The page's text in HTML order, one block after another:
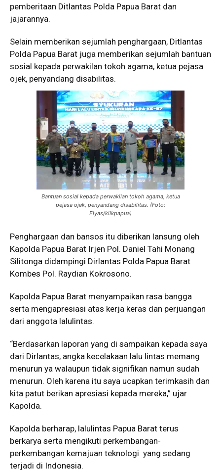
pemberitaan Ditlantas Polda Papua Barat dan
jajarannya.
Selain memberikan sejumlah penghargaan, Ditlantas
Polda Papua Barat juga memberikan sejumlah bantuan
sosial kepada perwakilan tokoh agama, ketua pejasa
ojek, penyandang disabilitas.
Bantuan sosial kepada perwakilan tokoh agama, ketua
pejasa ojek, penyandang disabilitas. (Foto:
Elyas/klikpapua)
Penghargaan dan bansos itu diberikan lansung oleh
Kapolda Papua Barat Irjen Pol. Daniel Tahi Monang
Silitonga didampingi Dirlantas Polda Papua Barat
Kombes Pol. Raydian Kokrosono.
Kapolda Papua Barat menyampaikan rasa bangga
serta mengapresiasi atas kerja keras dan perjuangan
dari anggota lalulintas.
“Berdasarkan laporan yang di sampaikan kepada saya
dari Dirlantas, angka kecelakaan lalu lintas memang
menurun ya walaupun tidak signifikan namun sudah
menurun. Oleh karena itu saya ucapkan terimkasih dan
kita patut berikan apresiasi kepada mereka,” ujar
Kapolda.
Kapolda berharap, lalulintas Papua Barat terus
berkarya serta mengikuti perkembangan-
perkembangan kemajuan teknologi yang sedang
terjadi di Indonesia.